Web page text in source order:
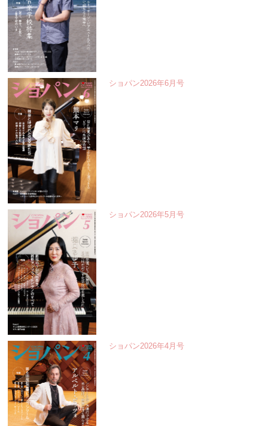
ショパン2026年6月号
ショパン2026年5月号
ショパン2026年4月号